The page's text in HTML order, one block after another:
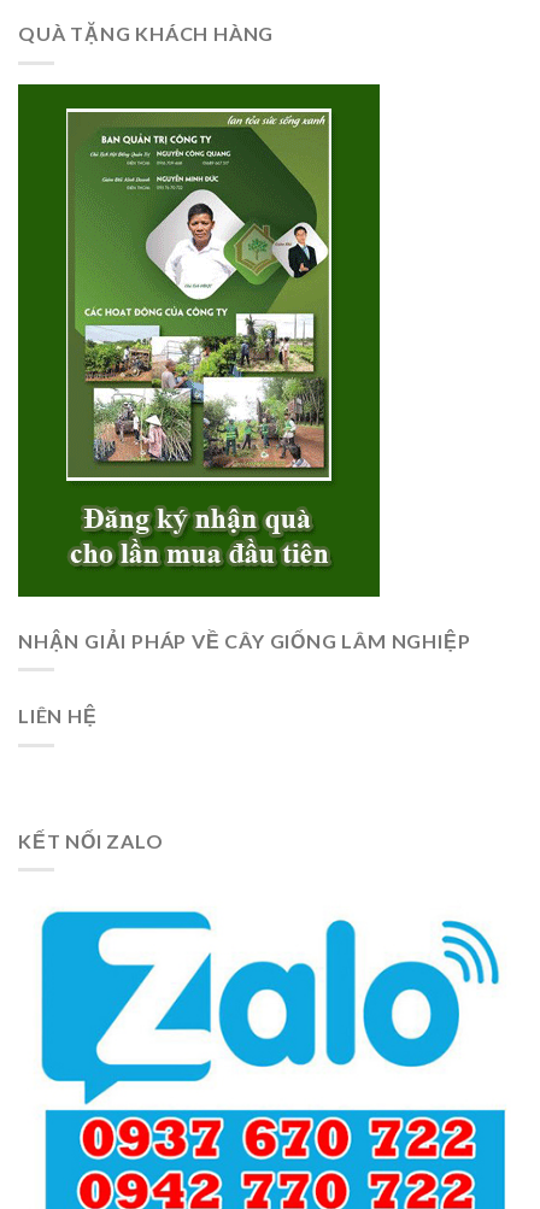
QUÀ TẶNG KHÁCH HÀNG
NHẬN GIẢI PHÁP VỀ CÂY GIỐNG LÂM NGHIỆP
LIÊN HỆ
KẾT NỐI ZALO